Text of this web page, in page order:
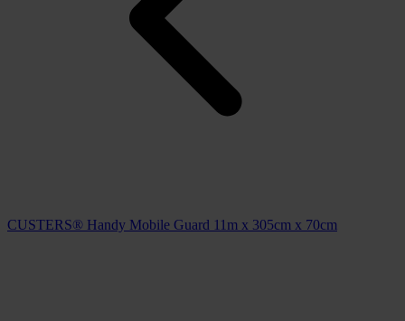
CUSTERS® Handy Mobile Guard 11m x 305cm x 70cm